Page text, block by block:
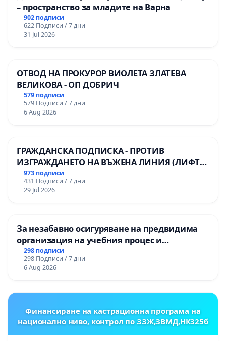
– пространство за младите на Варна
902 подписи
622 Подписи / 7 дни
31 Jul 2026
ОТВОД НА ПРОКУРОР ВИОЛЕТА ЗЛАТЕВА
ВЕЛИКОВА - ОП ДОБРИЧ
579 подписи
579 Подписи / 7 дни
6 Aug 2026
ГРАЖДАНСКА ПОДПИСКА - ПРОТИВ
ИЗГРАЖДАНЕТО НА ВЪЖЕНА ЛИНИЯ (ЛИФТ)
НА ТЕРИТОРИЯТА НА ПРИРОДНА
ЗАБЕЛЕЖИТЕЛНОСТ „ХЪЛМ НА
ОСВОБОДИТЕЛИТЕ“ (БУНАРДЖИК)
973 подписи
431 Подписи / 7 дни
29 Jul 2026
За незабавно осигуряване на предвидима
организация на учебния процес и
гарантиране на правото на равнопоставено
и качествено образование на учениците от
ОУ „Княз Александър I“ и Хуманитарна
298 подписи
298 Подписи / 7 дни
6 Aug 2026
Финансиране на кастрационна програма на
национално ниво, контрол по ЗЗЖ,ЗВМД,НК325б